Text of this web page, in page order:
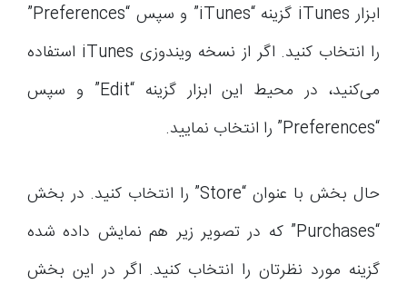
ابزار iTunes گزینه “iTunes” و سپس “Preferences”
را انتخاب کنید. اگر از نسخه ویندوزی iTunes استفاده
می‌کنید، در محیط این ابزار گزینه “Edit” و سپس
“Preferences” را انتخاب نمایید.
حال بخش با عنوان “Store” را انتخاب کنید. در بخش
“Purchases” که در تصویر زیر هم نمایش داده شده
گزینه مورد نظرتان را انتخاب کنید. اگر در این بخش